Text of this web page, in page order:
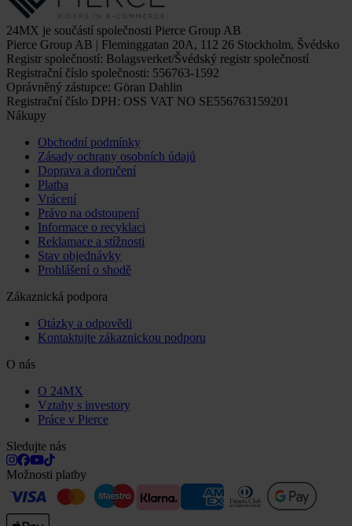
24MX je součástí společnosti Pierce Group AB
Pierce Group AB | Fleminggatan 20A, 112 26 Stockholm, Švédsko
Registr společností: Bolagsverket/Švédský registr společností
Registrační číslo společnosti: 556763-1592
Oprávněný zástupce: Göran Dahlin
Registrační číslo DPH: OSS VAT NO SE556763159201
Nákupy
Obchodní podmínky
Zásady ochrany osobních údajů
Doprava a doručení
Platba
Vrácení
Právo na odstoupení
Informace o recyklaci
Reklamace a stížnosti
Stav objednávky
Prohlášení o shodě
Zákaznická podpora
Otázky a odpovědi
Kontaktujte zákaznickou podporu
O nás
O 24MX
Vztahy s investory
Práce v Pierce
Sledujte nás
Možnosti platby